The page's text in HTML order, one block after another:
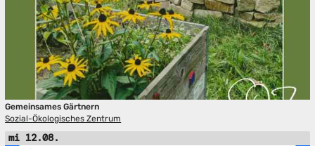
Gemeinsames Gärtnern
Sozial-Ökologisches Zentrum
mi 12.08.